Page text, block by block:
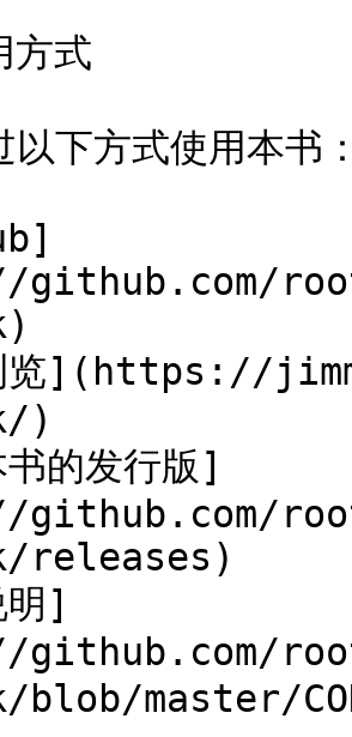
式
以下方式使用本书
览](https://
)
的发行版]
releases)
]
blob/master/